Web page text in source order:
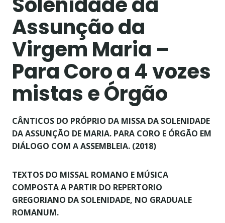
Assunção da
Virgem Maria –
Para Coro a 4 vozes
mistas e Órgão
CÂNTICOS DO PRÓPRIO DA MISSA DA SOLENIDADE
DA ASSUNÇÃO DE MARIA. PARA CORO E ÓRGÃO EM
DIÁLOGO COM A ASSEMBLEIA. (2018)
TEXTOS DO MISSAL ROMANO E MÚSICA
COMPOSTA A PARTIR DO REPERTORIO
GREGORIANO DA SOLENIDADE, NO GRADUALE
ROMANUM.